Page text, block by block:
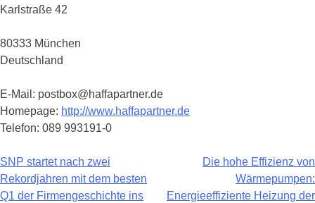
Karlstraße 42
80333 München
Deutschland
E-Mail: postbox@haffapartner.de
Homepage: http://www.haffapartner.de
Telefon: 089 993191-0
Beitragsnavigation
SNP startet nach zwei
Rekordjahren mit dem besten
Q1 der Firmengeschichte ins
Die hohe Effizienz von
Wärmepumpen:
Energieeffiziente Heizung der